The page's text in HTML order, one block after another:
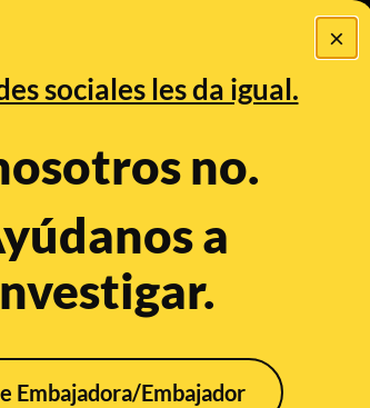
×
sociales les da igual.
no.
a
Embajadora/Embajador
Bulos
PREBUNKING
Errejón no ha pedido
3:08:19 PM